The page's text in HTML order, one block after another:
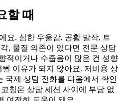
할 때
요. 심한 우울감, 공황 발작, 트
, 물질 의존이 있다면 전문 상담
적이거나 수줍음이 많은 건 성향
이유가 되지 않아요. 저비용 상
국제 상담 전화를 다음에서 확인
칭은 상담 세션 사이에 부담 없